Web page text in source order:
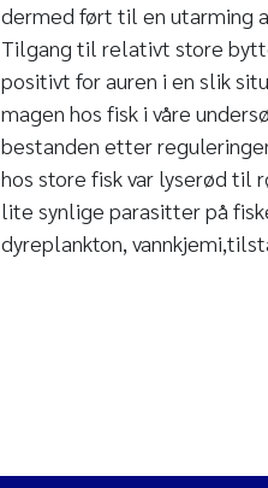
dermed ført til en utarming
Tilgang til relativt store
positivt for auren i en slik
magen hos fisk i våre
bestanden etter
hos store fisk var lyserød til
lite synlige parasitter på
dyreplankton,